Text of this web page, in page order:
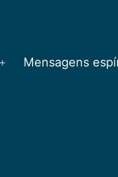
Abrir
Mensagens